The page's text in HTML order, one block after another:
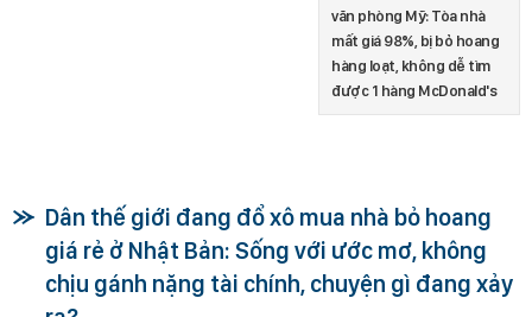
văn phòng Mỹ: Tòa nhà
mất giá 98%, bị bỏ hoang
hàng loạt, không dễ tìm
được 1 hàng McDonald's
Dân thế giới đang đổ xô mua nhà bỏ hoang
giá rẻ ở Nhật Bản: Sống với ước mơ, không
chịu gánh nặng tài chính, chuyện gì đang xảy